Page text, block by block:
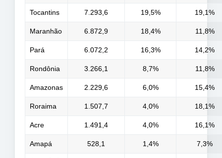
Tocantins 7.293,6 19,5% 19,1%
Maranhão 6.872,9 18,4% 11,8%
Pará 6.072,2 16,3% 14,2%
Rondônia 3.266,1 8,7% 11,8%
Amazonas 2.229,6 6,0% 15,4%
Roraima 1.507,7 4,0% 18,1%
Acre 1.491,4 4,0% 16,1%
Amapá 528,1 1,4% 7,3%